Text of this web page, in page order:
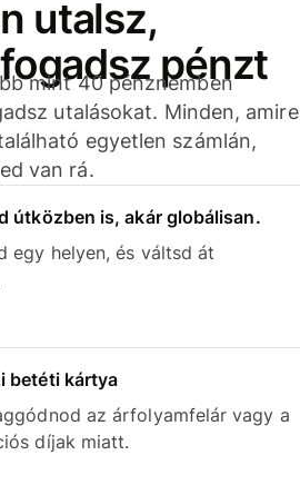
utalsz,
pénzt
mint 40 pénznemben
utalásokat. Minden, amire
egyetlen számlán,
van rá.
útközben is, akár globálisan.
egy helyen, és váltsd át
betéti kártya
az árfolyamfelár vagy a
díjak miatt.